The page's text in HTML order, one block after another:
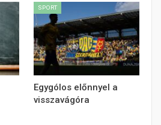
SPORT
Egygólos előnnyel a
visszavágóra